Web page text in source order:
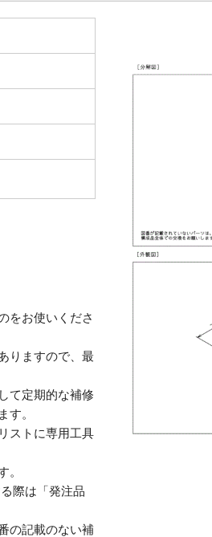
をお使いくださ
りますので、最
て定期的な補修
す。
ストに専用工具
。
際は「発注品
の記載のない補